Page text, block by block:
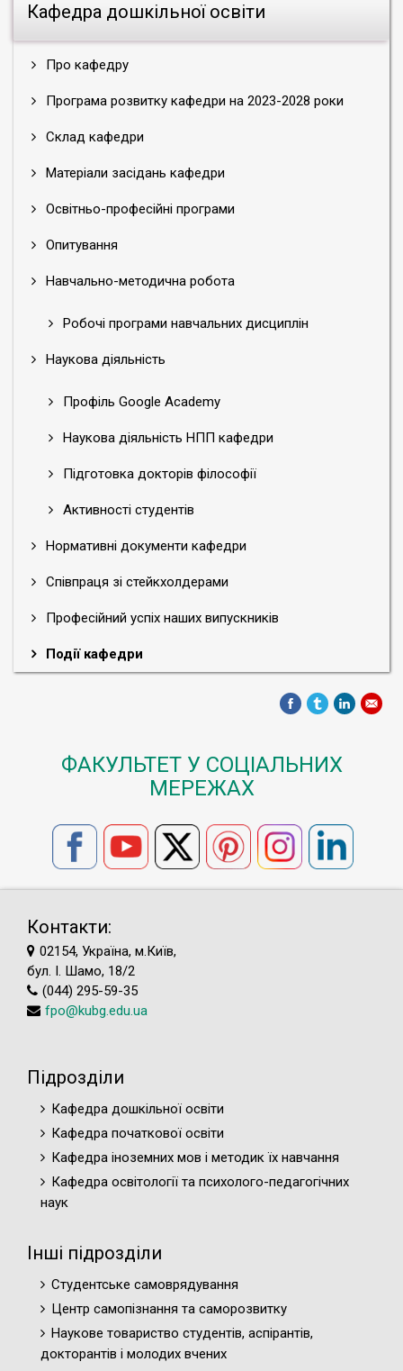
Кафедра дошкільної освіти
Про кафедру
Програма розвитку кафедри на 2023-2028 роки
Склад кафедри
Матеріали засідань кафедри
Освітньо-професійні програми
Опитування
Навчально-методична робота
Робочі програми навчальних дисциплін
Наукова діяльність
Профіль Google Academy
Наукова діяльність НПП кафедри
Підготовка докторів філософії
Активності студентів
Нормативні документи кафедри
Співпраця зі стейкхолдерами
Професійний успіх наших випускників
Події кафедри
ФАКУЛЬТЕТ У СОЦІАЛЬНИХ
МЕРЕЖАХ
Контакти:
02154, Україна, м.Київ,
бул. І. Шамо, 18/2
(044) 295-59-35
fpo@kubg.edu.ua
Підрозділи
Кафедра дошкільної освіти
Кафедра початкової освіти
Кафедра іноземних мов і методик їх навчання
Кафедра освітології та психолого-педагогічних
наук
Інші підрозділи
Студентське самоврядування
Центр самопізнання та саморозвитку
Наукове товариство студентів, аспірантів,
докторантів і молодих вчених